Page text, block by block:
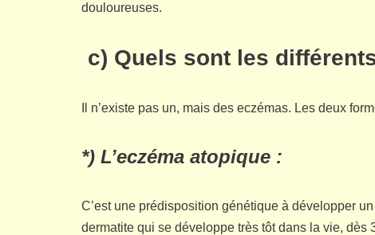
douloureuses.
c) Quels sont les
Il n’existe pas un, mais des eczémas. Les deux
*) L’eczéma atopique :
C’est une prédisposition génétique à développer
dermatite qui se développe très tôt dans la vie, dès